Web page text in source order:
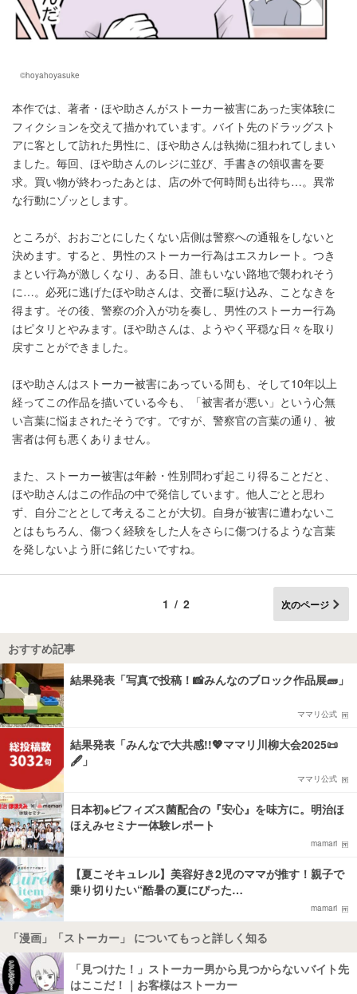
©hoyahoyasuke
本作では、著者・ほや助さんがストーカー被害にあった実体験に
フィクションを交えて描かれています。バイト先のドラッグスト
アに客として訪れた男性に、ほや助さんは執拗に狙われてしまい
ました。毎回、ほや助さんのレジに並び、手書きの領収書を要
求。買い物が終わったあとは、店の外で何時間も出待ち…。異常
な行動にゾッとします。
ところが、おおごとにしたくない店側は警察への通報をしないと
決めます。すると、男性のストーカー行為はエスカレート。つき
まとい行為が激しくなり、ある日、誰もいない路地で襲われそう
に…。必死に逃げたほや助さんは、交番に駆け込み、ことなきを
得ます。その後、警察の介入が功を奏し、男性のストーカー行為
はピタリとやみます。ほや助さんは、ようやく平穏な日々を取り
戻すことができました。
ほや助さんはストーカー被害にあっている間も、そして10年以上
経ってこの作品を描いている今も、「被害者が悪い」という心無
い言葉に悩まされたそうです。ですが、警察官の言葉の通り、被
害者は何も悪くありません。
また、ストーカー被害は年齢・性別問わず起こり得ることだと、
ほや助さんはこの作品の中で発信しています。他人ごとと思わ
ず、自分ごととして考えることが大切。自身が被害に遭わないこ
とはもちろん、傷つく経験をした人をさらに傷つけるような言葉
を発しないよう肝に銘じたいですね。
1/2 次のページ
おすすめ記事
結果発表「写真で投稿！📸みんなのブロック作品展🧱」
ママリ公式
結果発表「みんなで大共感!!💖ママリ川柳大会2025📜
🖋️」
ママリ公式
日本初※ビフィズス菌配合の『安心』を味方に。明治ほ
ほえみセミナー体験レポート
mamari
【夏こそキュレル】美容好き2児のママが推す！親子で
乗り切りたい“酷暑の夏にぴった…
mamari
「漫画」「ストーカー」 についてもっと詳しく知る
「見つけた！」ストーカー男から見つからないバイト先
はここだ！｜お客様はストーカー